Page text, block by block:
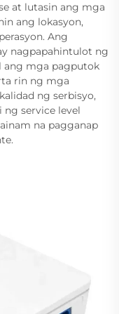
at lutasin ang mga
ang lokasyon,
Ang
nagpapahintulot ng
ang mga pagputok
rin ng mga
ng serbisyo,
service level
na pagganap